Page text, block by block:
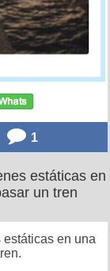
1
estáticas en
un tren
en una